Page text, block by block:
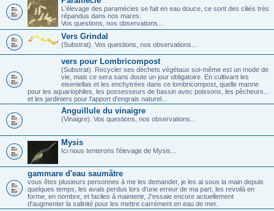
L'élevage des paramécies se fait en eau douce, ce sont des ciliés très
répandus dans nos mares.
Vos questions, nos observations…
Vers Grindal
(Substrat). Vos questions, nos observations…
vers pour Lombricompost
(Substrat). Recycler ses déchets végétaux soi-même est un mode de
vie, mais ce sera sans doute un jour obligatoire. En cultivant les
eiseniellas et les enchytrées dans ce lombricompost, quelle manne
pour les aquariophiles, les possesseurs de bassin avec poissons, les pêcheurs...
et les jardiniers pour l'apport d'engrais naturel...
Anguillule du vinaigre
(Vinaigre). Vos questions, nos observations…
Mysis
Ici nous tenterons l'élevage de Mysis...
gammare d'eau saumâtre
vous êtes plusieurs personnes à me les demander, je les ai sous la main depuis
quelques temps, les avais perdus lors d'une erreur de ma part, les revoilà en
forme, en nombre, et faciles à maintenir, J'essaie encore actuellement
d'augmenter la salinité pour les mettre carrément en eau de mer.